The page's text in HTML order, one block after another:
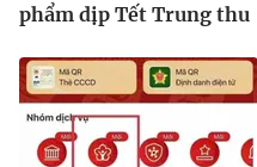
phẩm dịp Tết Trung thu